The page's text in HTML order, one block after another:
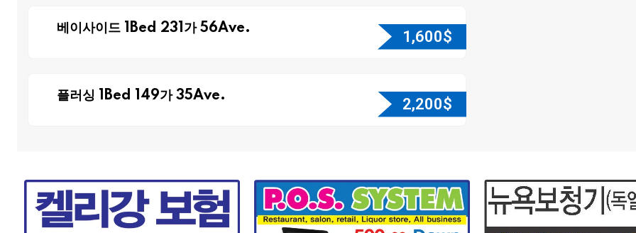
베이사이드 1Bed 231가 56Ave. 1,600$
플러싱 1Bed 149가 35Ave. 2,200$